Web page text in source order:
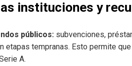
instituciones y
públicos: subvenciones,
etapas tempranas. Esto permite
A.